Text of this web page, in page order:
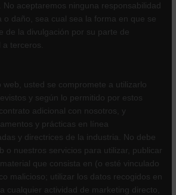
aceptaremos ninguna responsabilidad
o daño, sea cual sea la forma en que se
de la divulgación por su parte de
terceros.
web, usted se compromete a utilizarlo
y según lo permitido por estos
adicional con nosotros, y
y prácticas en línea
y directrices de la industria. No debe
o nuestros servicios para utilizar, publicar
que consista en (o esté vinculado
malicioso; utilizar los datos recogidos en
cualquier actividad de marketing directo,